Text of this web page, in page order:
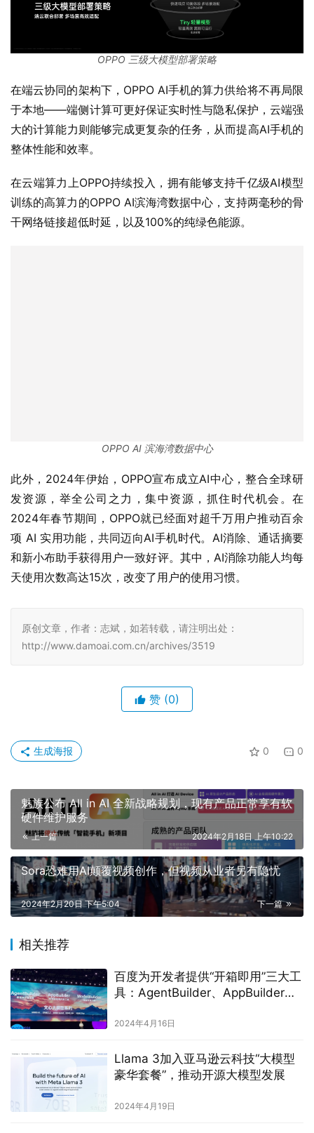
OPPO 三级大模型部署策略
在端云协同的架构下，OPPO AI手机的算力供给将不再局限
于本地——端侧计算可更好保证实时性与隐私保护，云端强
大的计算能力则能够完成更复杂的任务，从而提高AI手机的
整体性能和效率。
在云端算力上OPPO持续投入，拥有能够支持千亿级AI模型
训练的高算力的OPPO AI滨海湾数据中心，支持两毫秒的骨
干网络链接超低时延，以及100%的纯绿色能源。
OPPO AI 滨海湾数据中心
此外，2024年伊始，OPPO宣布成立AI中心，整合全球研
发资源，举全公司之力，集中资源，抓住时代机会。在
2024年春节期间，OPPO就已经面对超千万用户推动百余
项 AI 实用功能，共同迈向AI手机时代。AI消除、通话摘要
和新小布助手获得用户一致好评。其中，AI消除功能人均每
天使用次数高达15次，改变了用户的使用习惯。
原创文章，作者：志斌，如若转载，请注明出处：
http://www.damoai.com.cn/archives/3519
赞 (0)
0 0
生成海报
魅族公布 All in AI 全新战略规划，现有产品正常享有软
硬件维护服务
上一篇 2024年2月18日 上午10:22
Sora恐难用AI颠覆视频创作，但视频从业者另有隐忧
下一篇
2024年2月20日 下午5:04
相关推荐
百度为开发者提供“开箱即用”三大工
具：AgentBuilder、AppBuilder、
2024年4月16日
Llama 3加入亚马逊云科技“大模型
豪华套餐”，推动开源大模型发展
2024年4月19日